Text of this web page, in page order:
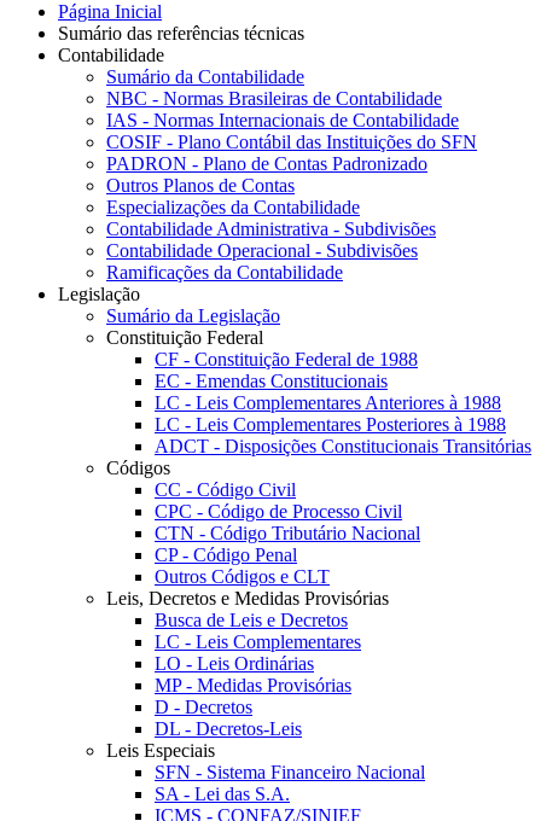
Página Inicial
Sumário das referências técnicas
Contabilidade
Sumário da Contabilidade
NBC - Normas Brasileiras de Contabilidade
IAS - Normas Internacionais de Contabilidade
COSIF - Plano Contábil das Instituições do SFN
PADRON - Plano de Contas Padronizado
Outros Planos de Contas
Especializações da Contabilidade
Contabilidade Administrativa - Subdivisões
Contabilidade Operacional - Subdivisões
Ramificações da Contabilidade
Legislação
Sumário da Legislação
Constituição Federal
CF - Constituição Federal de 1988
EC - Emendas Constitucionais
LC - Leis Complementares Anteriores à 1988
LC - Leis Complementares Posteriores à 1988
ADCT - Disposições Constitucionais Transitórias
Códigos
CC - Código Civil
CPC - Código de Processo Civil
CTN - Código Tributário Nacional
CP - Código Penal
Outros Códigos e CLT
Leis, Decretos e Medidas Provisórias
Busca de Leis e Decretos
LC - Leis Complementares
LO - Leis Ordinárias
MP - Medidas Provisórias
D - Decretos
DL - Decretos-Leis
Leis Especiais
SFN - Sistema Financeiro Nacional
SA - Lei das S.A.
ICMS - CONFAZ/SINIEF